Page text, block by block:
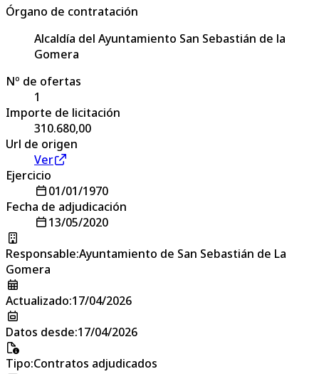
Órgano de contratación
Alcaldía del Ayuntamiento San Sebastián de la
Gomera
Nº de ofertas
1
Importe de licitación
310.680,00
Url de origen
Ver
Ejercicio
01/01/1970
Fecha de adjudicación
13/05/2020
Responsable:Ayuntamiento de San Sebastián de La
Gomera
Actualizado:17/04/2026
Datos desde:17/04/2026
Tipo:Contratos adjudicados